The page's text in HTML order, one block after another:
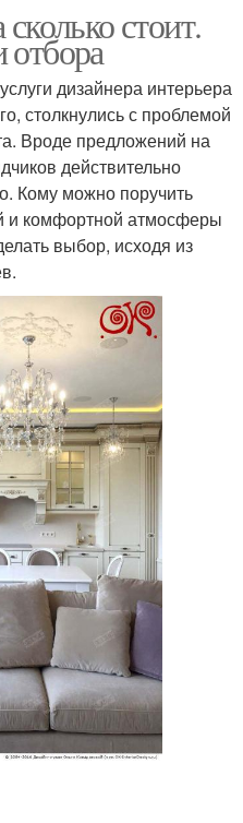
стоит.
дизайнера интерьера
столкнулись с проблемой
Вроде предложений на
действительно
Кому можно поручить
и комфортной атмосферы
выбор, исходя из